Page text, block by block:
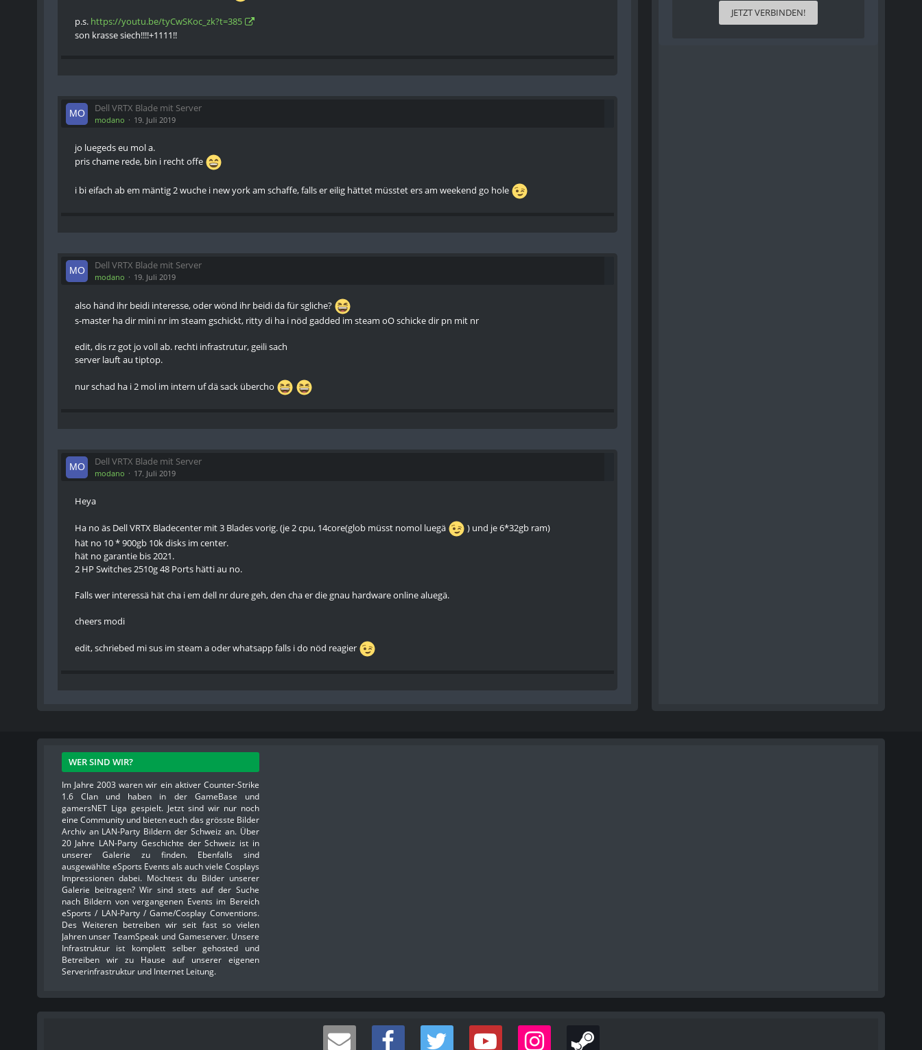
p.s. https://youtu.be/tyCwSKoc_zk?t=385
son krasse siech!!!!+1111!!
Dell VRTX Blade mit Server
modano 19. Juli 2019
jo luegeds eu mol a.
pris chame rede, bin i recht offe
i bi eifach ab em mäntig 2 wuche i new york am schaffe, falls er eilig hättet müsstet ers am weekend go hole
Dell VRTX Blade mit Server
modano 19. Juli 2019
also händ ihr beidi interesse, oder wönd ihr beidi da für sgliche?
s-master ha dir mini nr im steam gschickt, ritty di ha i nöd gadded im steam oO schicke dir pn mit nr
edit, dis rz got jo voll ab. rechti infrastrutur, geili sach
server lauft au tiptop.
nur schad ha i 2 mol im intern uf dä sack übercho
Dell VRTX Blade mit Server
modano 17. Juli 2019
Heya
Ha no äs Dell VRTX Bladecenter mit 3 Blades vorig. (je 2 cpu, 14core(glob müsst nomol luegä
) und je 6*32gb ram)
hät no 10 * 900gb 10k disks im center.
hät no garantie bis 2021.
2 HP Switches 2510g 48 Ports hätti au no.
Falls wer interessä hät cha i em dell nr dure geh, den cha er die gnau hardware online aluegä.
cheers modi
edit, schriebed mi sus im steam a oder whatsapp falls i do nöd reagier
JETZT VERBINDEN!
WER SIND WIR?
Im Jahre 2003 waren wir ein aktiver Counter-Strike
1.6 Clan und haben in der GameBase und
gamersNET Liga gespielt. Jetzt sind wir nur noch
eine Community und bieten euch das grösste Bilder
Archiv an LAN-Party Bildern der Schweiz an. Über
20 Jahre LAN-Party Geschichte der Schweiz ist in
unserer Galerie zu finden. Ebenfalls sind
ausgewählte eSports Events als auch viele Cosplays
Impressionen dabei. Möchtest du Bilder unserer
Galerie beitragen? Wir sind stets auf der Suche
nach Bildern von vergangenen Events im Bereich
eSports / LAN-Party / Game/Cosplay Conventions.
Des Weiteren betreiben wir seit fast so vielen
Jahren unser TeamSpeak und Gameserver. Unsere
Infrastruktur ist komplett selber gehosted und
Betreiben wir zu Hause auf unserer eigenen
Serverinfrastruktur und Internet Leitung.